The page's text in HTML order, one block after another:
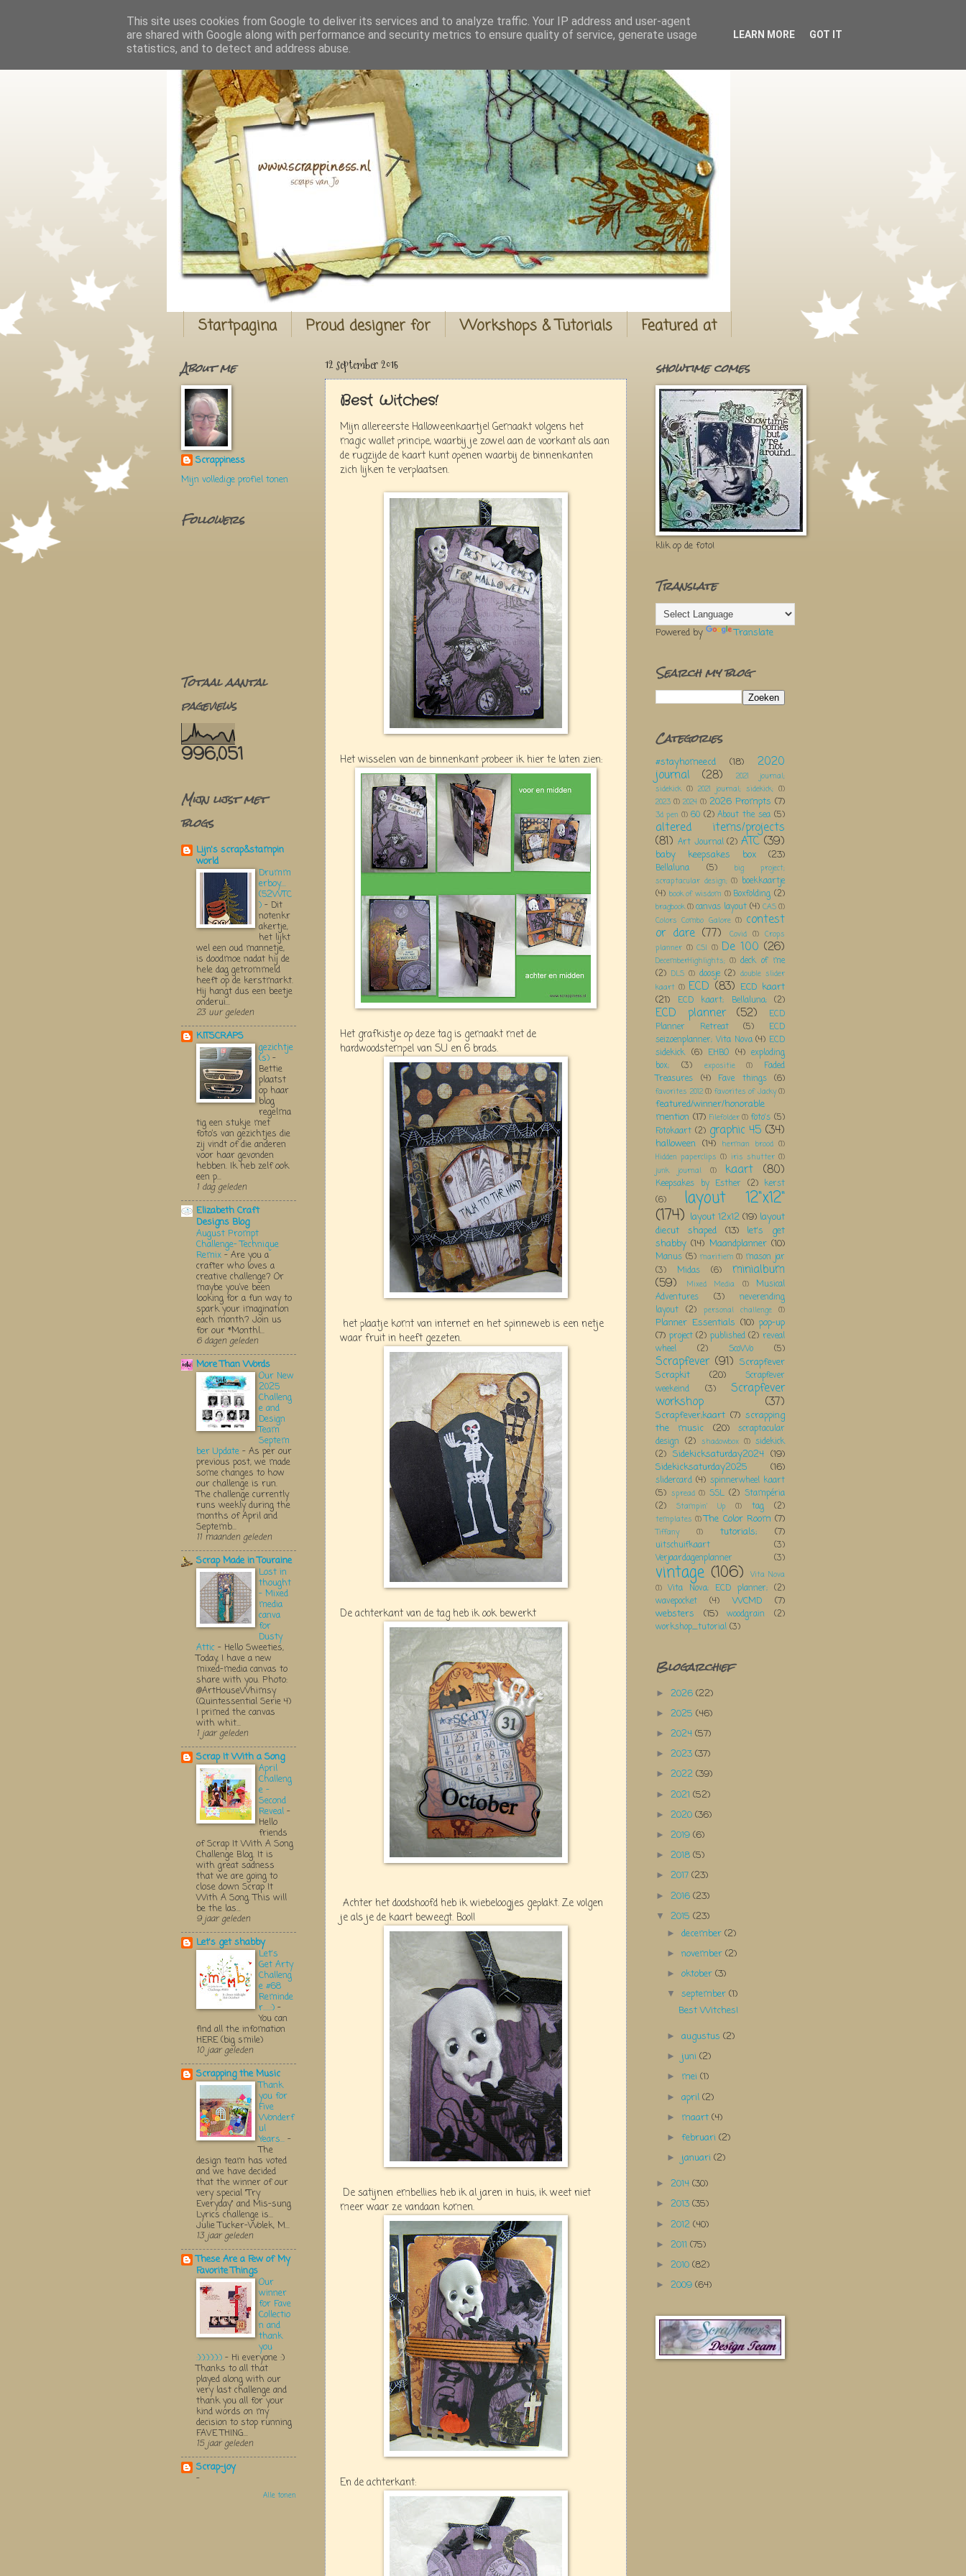
Startpagina Proud designer for Workshops & Tutorials Featured at
12 september 2015
Best Witches!
Mijn allereerste Halloweenkaartje! Gemaakt volgens het
magic wallet principe, waarbij je zowel aan de voorkant als aan
de rugzijde de kaart kunt openen waarbij de binnenkanten
zich lijken te verplaatsen.
Het wisselen van de binnenkant probeer ik hier te laten zien:
Het grafkistje op deze tag is gemaakt met de
hardwoodstempel van SU en 6 brads.
het plaatje komt van internet en het spinneweb is een netje
waar fruit in heeft gezeten.
De achterkant van de tag heb ik ook bewerkt
Achter het doodshoofd heb ik wiebeloogjes geplakt. Ze volgen
je als je de kaart beweegt. Boo!!
De satijnen embellies heb ik al jaren in huis, ik weet niet
meer waar ze vandaan komen.
En de achterkant:
About me
Scrappiness
Mijn volledige profiel tonen
Followers
Totaal aantal
pageviews
996,051
Mijn lijst met
blogs
Lijn's scrap&stampin
world
Drumm
erboy....
(52WTC
) - Dit
notenkr
akertje,
het lijkt
wel een oud mannetje,
is doodmoe nadat hij de
hele dag getrommeld
heeft op de kerstmarkt.
Hij hangt dus een beetje
onderui...
23 uur geleden
KITSCRAPS
gezichtje
(s) -
Bettie
plaatst
op haar
blog
regelma
tig een stukje met
foto’s van gezichtjes die
zij vindt of die anderen
voor haar gevonden
hebben. Ik heb zelf ook
een p...
1 dag geleden
Elizabeth Craft
Designs Blog
August Prompt
Challenge- Technique
Remix - Are you a
crafter who loves a
creative challenge? Or
maybe you’ve been
looking for a fun way to
spark your imagination
each month? Join us
for our *Monthl...
6 dagen geleden
More Than Words
Our New
2025
Challeng
e and
Design
Team
Septem
ber Update - As per our
previous post, we made
some changes to how
our challenge is run.
The challenge currently
runs weekly during the
months of April and
Septemb...
11 maanden geleden
Scrap Made in Touraine
Lost in
thought
- Mixed
media
canva
for
Dusty
Attic - Hello Sweeties,
Today, I have a new
mixed-media canvas to
share with you. Photo:
@ArtHouseWhimsy
(Quintessential Serie 4)
I primed the canvas
with whit...
1 jaar geleden
Scrap It With a Song
April
Challeng
e -
Second
Reveal -
Hello
friends
of Scrap It With A Song
Challenge Blog. It is
with great sadness
that we are going to
close down Scrap It
With A Song. This will
be the las...
9 jaar geleden
Let's get shabby
Let's
Get Arty
Challeng
e #68
Reminde
r.....:) -
You can
find all the infomation
HERE (big smile)
10 jaar geleden
Scrapping the Music
Thank
you for
Five
Wonderf
ul
Years... -
The
design team has voted
and we have decided
that the winner of our
very special "Try
Everyday" and Mis-sung
Lyrics challenge is...
Julie Tucker-Wolek, M...
13 jaar geleden
These Are a Few of My
Favorite Things
Our
winner
for Fave
Collectio
n and
thank
you
:):):):):):) - Hi everyone :)
Thanks to all that
played along with our
very last challenge and
thank you all for your
kind words on my
decision to stop running
FAVE THING...
15 jaar geleden
Scrap-joy
-
Alle tonen
showtime comes
klik op de foto!
Translate
Powered by Translate
Search my blog
Categories
#stayhomeecd (18) 2020
journal (28)
2021 journal;
sidekick (1) 2021 journal; sidekick; (1)
2023 (1) 2024 (1) 2026 Prompts (7)
3d pen (1) 60 (2) About the sea (5)
altered items/projects
(81) Art Journal (2) ATC (39)
baby keepsakes box (23)
Bellaluna (5)
big project;
scraptacular design; (1) boekkaartje
(4) book of wisdom (1) Boxfolding (2)
bragbook(1)canvas layout (4) CAS(1)
Colors Combo Galore (1) contest
or dare (77) Covid (1) Crops
planner (1) CSI (1) De 100 (26)
DecemberHighlights; (1) deck of me
(2) DLS (1) doosje (2) double slider
kaart (1) ECD (83) ECD kaart
(21)
ECD kaart; Bellaluna; (2)
ECD planner (52)
ECD
Planner Retreat
(5)
ECD
seizoenplanner; Vita Nova (4) ECD
sidekick (6) EHBO (4) exploding
box;
(3) expositie (1)
Faded
Treasures
(4) Fave things (6)
favorites 2012 (1) favorites of Jacky (1)
featured/winner/honorable
mention (17) Filefolder (1) foto's (5)
Fotokaart (2) graphic 45 (34)
halloween (14) herman brood (1)
Hidden paperclips (1) iris shutter (1)
junk journal
(1) kaart (80)
Keepsakes by Esther (2) kerst
(6)
layout 12"x12"
(174) layout 12x12 (19) layout
diecut shaped
(13)
let's get
shabby (14) Maandplanner (10)
Manus (5) maritiem (1) mason jar
(3)
Midas (6) minialbum
(59) Mixed Media (1)
Musical
Adventures
(3)
neverending
layout (2) personal challenge (1)
Planner Essentials (10) pop-up
(7) project (2) published (2) reveal
wheel
(2) ScoWo (5)
Scrapfever (91) Scrapfever
Scrapkit
(20)
Scrapfever
weekeind
(3) Scrapfever
workshop (37)
Scrapfever;kaart (7) scrapping
the music
(20)
scraptacular
design (2) shadowbox (1) sidekick
(2) Sidekicksaturday2024 (19)
Sidekicksaturday2025
(16)
slidercard (4) spinnerwheel kaart
(5) spread (1) SSL (2) Stampéria
(2)
Stampin' Up (1) tag (2)
templates (1) The Color Room (7)
Tiffany (1) tutorials; (7)
uitschuifkaart
(3)
Verjaardagenplanner
(3)
vintage (106)
Vita Nova
(1) Vita Nova; ECD planner; (2)
wavepocket
(4) WCMD
(7)
websters
(15) woodgrain
(2)
workshop_tutorial (3)
Blogarchief
► 2026 (22)
► 2025 (46)
► 2024 (57)
► 2023 (37)
► 2022 (39)
► 2021 (52)
► 2020 (36)
► 2019 (6)
► 2018 (5)
► 2017 (23)
► 2016 (23)
▼ 2015 (23)
►december(2)
►november(2)
►oktober(3)
▼september(1)
Best Witches!
►augustus(2)
► juni(2)
► mei(1)
►april(2)
► maart(4)
►februari(2)
► januari(2)
► 2014 (30)
► 2013 (35)
► 2012 (40)
► 2011 (75)
► 2010 (82)
► 2009 (64)
This site uses cookies from Google to deliver its services and to analyze traffic. Your IP address and user-agent
are shared with Google along with performance and security metrics to ensure quality of service, generate usage
statistics, and to detect and address abuse.
LEARN MORE GOT IT